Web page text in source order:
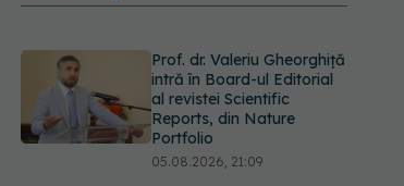
Prof. dr. Valeriu Gheorghiță
intră în Board-ul Editorial
al revistei Scientific
Reports, din Nature
Portfolio
05.08.2026, 21:09